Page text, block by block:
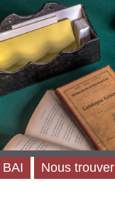
Nous trouver